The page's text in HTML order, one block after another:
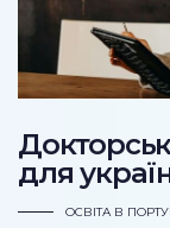
для
ОСВІТА В